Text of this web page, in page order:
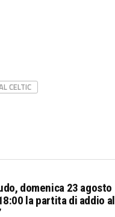
CELTIC
domenica 23 agosto
la partita di addio al